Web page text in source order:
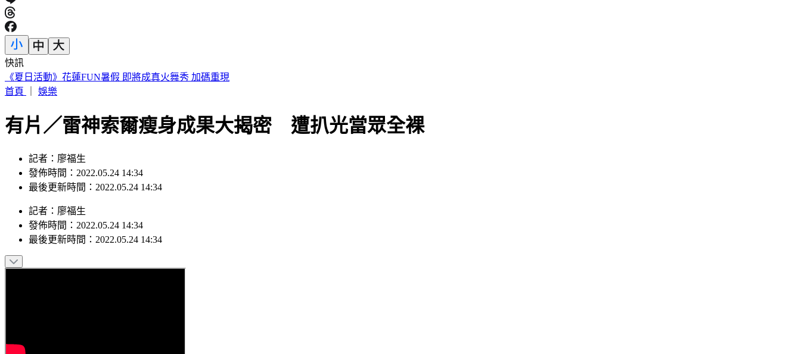
快訊
《夏日活動》花蓮FUN暑假 即將成真火舞秀 加碼重現
首頁
娛樂
有片／雷神索爾瘦身成果大揭密 遭扒光當眾全裸
記者：廖福生
發佈時間：2022.05.24 14:34
最後更新時間：2022.05.24 14:34
記者 ： 廖福生
發佈時間： 2022.05.24 14:34
最後更新時間： 2022.05.24 14:34